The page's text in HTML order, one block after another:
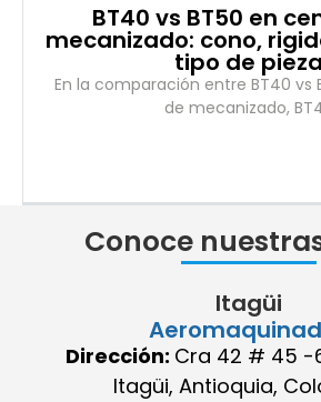
BT40 vs BT50 en
mecanizado: cono,
tipo de pieza
En la comparación entre BT40 vs
de mecanizado,
Conoce
Itagüi
Dirección: Cra 42 # 45 -
Itagüi, Antioquia,